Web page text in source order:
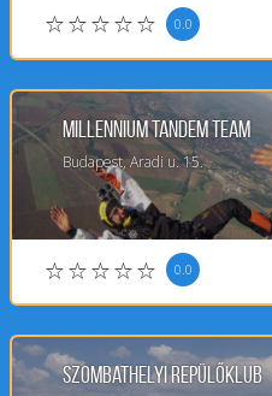
0.0
Millennium Tandem Team
Budapest, Aradi u. 15.
0.0
Szombathelyi Repülőklub